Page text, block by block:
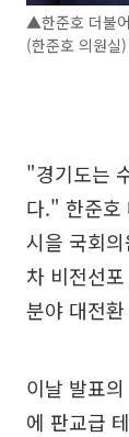
▲한준호 더불
(한준호 의원실)
"경기도는
다." 한준호
시을 국회
차 비전선
분야 대전
이날 발표
에 판교급